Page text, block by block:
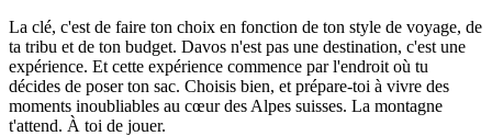
La clé, c'est de faire ton choix en fonction de ton style de voyage, de
ta tribu et de ton budget. Davos n'est pas une destination, c'est une
expérience. Et cette expérience commence par l'endroit où tu
décides de poser ton sac. Choisis bien, et prépare-toi à vivre des
moments inoubliables au cœur des Alpes suisses. La montagne
t'attend. À toi de jouer.